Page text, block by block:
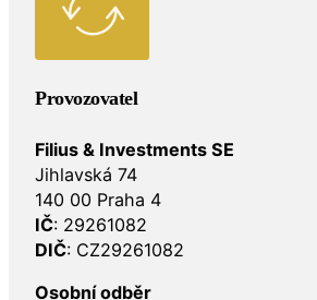
Provozovatel
Filius & Investments SE
Jihlavská 74
140 00 Praha 4
IČ: 29261082
DIČ: CZ29261082
Osobní odběr